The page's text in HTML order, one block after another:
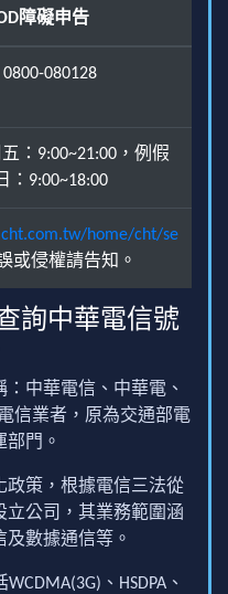
障礙申告
0800-080128
：9:00~21:00，例假
：9:00~18:00
home/cht/se
或侵權請告知。
詢中華電信號
中華電信、中華電、
信業者，原為交通部電
部門。
政策，根據電信三法從
立公司，其業務範圍涵
數據通信等。
、HSDPA、